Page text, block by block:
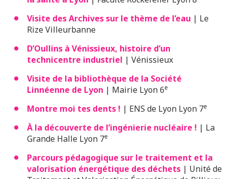
Visite des Archives sur le thème de l’eau | Le
Rize Villeurbanne
D’Oullins à Vénissieux, histoire d’un
technicentre industriel | Vénissieux
Visite de la bibliothèque de la Société
Linnéenne de Lyon | Mairie Lyon 6e
Montre moi tes dents ! | ENS de Lyon Lyon 7e
À la découverte de l’ingénierie nucléaire ! | La
Grande Halle Lyon 7e
Parcours pédagogique sur le traitement et la
valorisation énergétique des déchets | Unité de